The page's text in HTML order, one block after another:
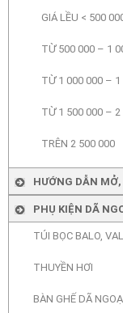
GIÁ LỀU < 500
TỪ 500 000 – 1
TỪ 1 000 000 – 1
TỪ 1 500 000 – 2
TRÊN 2 500 000
HƯỚNG DẪN
PHỤ KIỆN DÃ
TÚI BỌC BALO,
THUYỀN HƠI
BÀN GHẾ DÃ